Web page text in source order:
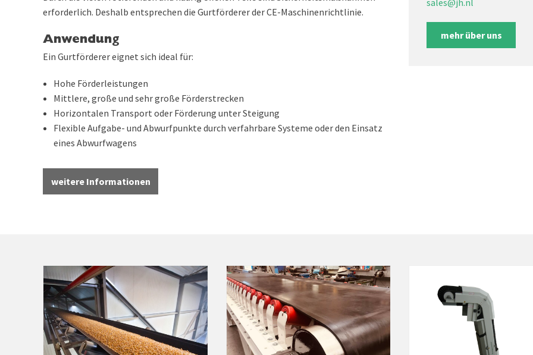
erforderlich. Deshalb entsprechen die Gurtförderer der CE-Maschinenrichtlinie.
Anwendung
Ein Gurtförderer eignet sich ideal für:
Hohe Förderleistungen
Mittlere, große und sehr große Förderstrecken
Horizontalen Transport oder Förderung unter Steigung
Flexible Aufgabe- und Abwurfpunkte durch verfahrbare Systeme oder den Einsatz
eines Abwurfwagens
weitere Informationen
sales@jh.nl
mehr über uns